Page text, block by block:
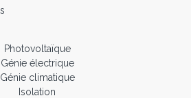
Photovoltaïque
Génie électrique
Génie climatique
Isolation